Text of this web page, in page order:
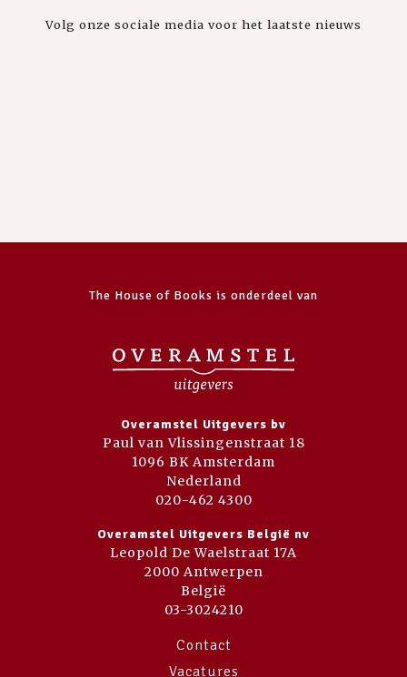
Volg onze sociale media voor het laatste nieuws
The House of Books is onderdeel van
Overamstel Uitgevers bv
Paul van Vlissingenstraat 18
1096 BK Amsterdam
Nederland
020-462 4300
Overamstel Uitgevers België nv
Leopold De Waelstraat 17A
2000 Antwerpen
België
03-3024210
Contact
Vacatures